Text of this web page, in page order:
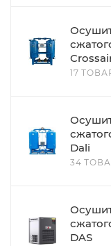
17
Dali
34
DAS